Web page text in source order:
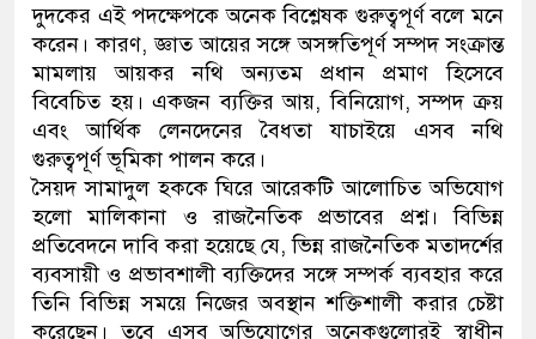
দুদকের এই পদক্ষেপকে অনেক বিশ্লেষক গুরুত্বপূর্ণ বলে মনে
করেন। কারণ, জ্ঞাত আয়ের সঙ্গে অসঙ্গতিপূর্ণ সম্পদ সংক্রান্ত
মামলায় আয়কর নথি অন্যতম প্রধান প্রমাণ হিসেবে
বিবেচিত হয়। একজন ব্যক্তির আয়, বিনিয়োগ, সম্পদ ক্রয়
এবং আর্থিক লেনদেনের বৈধতা যাচাইয়ে এসব নথি
গুরুত্বপূর্ণ ভূমিকা পালন করে।
সৈয়দ সামাদুল হককে ঘিরে আরেকটি আলোচিত অভিযোগ
হলো মালিকানা ও রাজনৈতিক প্রভাবের প্রশ্ন। বিভিন্ন
প্রতিবেদনে দাবি করা হয়েছে যে, ভিন্ন রাজনৈতিক মতাদর্শের
ব্যবসায়ী ও প্রভাবশালী ব্যক্তিদের সঙ্গে সম্পর্ক ব্যবহার করে
তিনি বিভিন্ন সময়ে নিজের অবস্থান শক্তিশালী করার চেষ্টা
করেছেন। তবে এসব অভিযোগের অনেকগুলোরই স্বাধীন